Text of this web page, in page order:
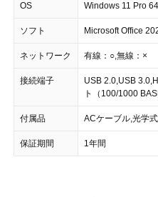
OS Windows 11 Pro
ソフト Microsoft Office
ネットワーク 有線：○,無線：×
接続端子
USB 2.0,USB
ト（100/1000
付属品 ACケーブル,光学
保証期間 1年間